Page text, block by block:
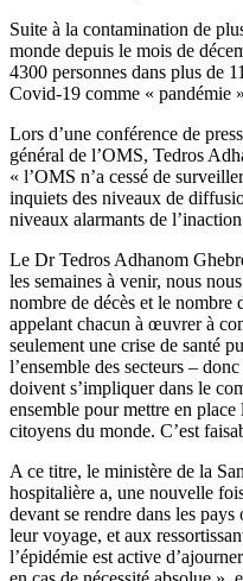
Suite à la contamination de
monde depuis le mois de
4300 personnes dans plus de
Covid-19 comme « pandémie
Lors d’une conférence de
général de l’OMS, Tedros
« l’OMS n’a cessé de
inquiets des niveaux de
niveaux alarmants de
Le Dr Tedros Adhanom
les semaines à venir, nous
nombre de décès et le nombre
appelant chacun à œuvrer à
seulement une crise de santé
l’ensemble des secteurs –
doivent s’impliquer dans le
ensemble pour mettre en place
citoyens du monde. C’est
A ce titre, le ministère de la
hospitalière a, une nouvelle
devant se rendre dans les
leur voyage, et aux
l’épidémie est active